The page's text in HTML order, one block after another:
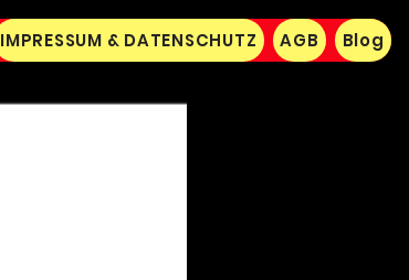
IMPRESSUM & DATENSCHUTZ AGB Blog